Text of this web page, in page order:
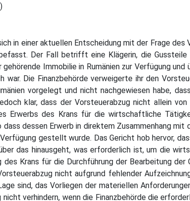
in einer aktuellen Entscheidung mit der Frage
Der Fall betrifft eine Klägerin, die
Immobilie in Rumänien zur Verfügung
war. Die Finanzbehörde verweigerte ihr den
vorgelegt und nicht nachgewiesen habe,
klar, dass der Vorsteuerabzug nicht allein von
Erwerbs des Krans für die wirtschaftliche
dass dessen Erwerb in direktem Zusammenhang
gestellt wurde. Das Gericht hob hervor,
das hinausgeht, was erforderlich ist, um die
Krans für die Durchführung der Bearbeitung
nicht aufgrund fehlender
sind, das Vorliegen der materiellen
verhindern, wenn die Finanzbehörde die